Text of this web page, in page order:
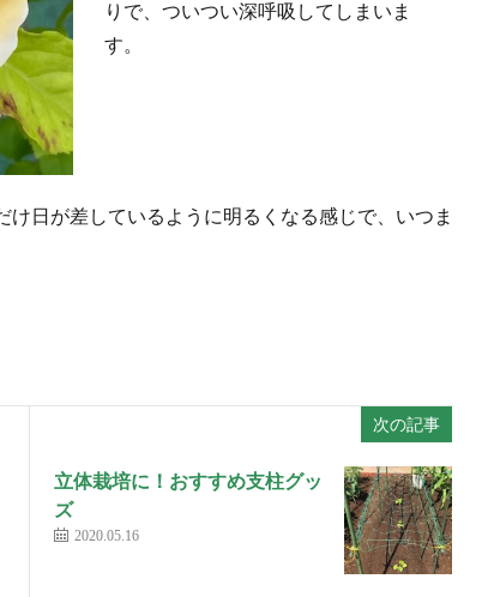
りで、ついつい深呼吸してしまいま
す。
日が差しているように明るくなる感じで、いつま
次の記事
立体栽培に！おすすめ支柱グッ
ズ
2020.05.16